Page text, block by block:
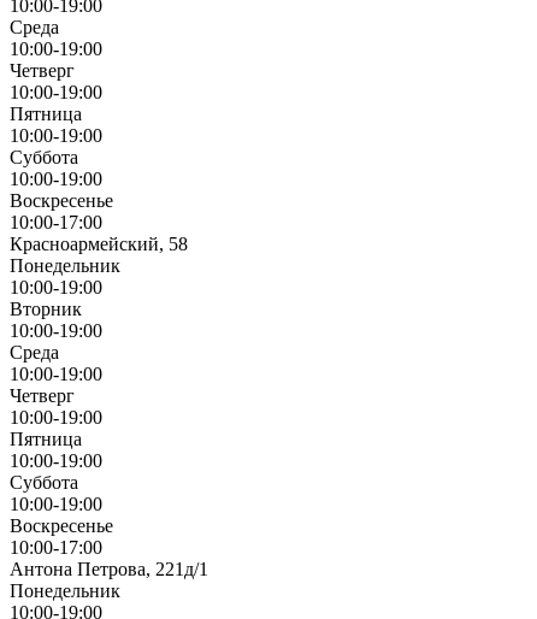
10:00-19:00
Среда
10:00-19:00
Четверг
10:00-19:00
Пятница
10:00-19:00
Суббота
10:00-19:00
Воскресенье
10:00-17:00
Красноармейский, 58
Понедельник
10:00-19:00
Вторник
10:00-19:00
Среда
10:00-19:00
Четверг
10:00-19:00
Пятница
10:00-19:00
Суббота
10:00-19:00
Воскресенье
10:00-17:00
Антона Петрова, 221д/1
Понедельник
10:00-19:00